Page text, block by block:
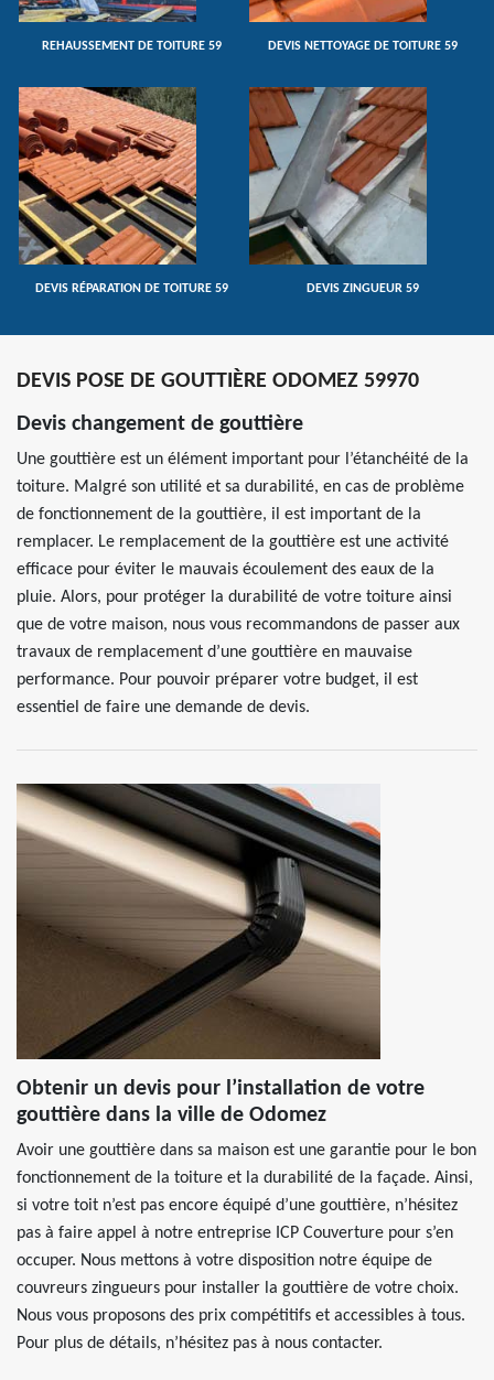
REHAUSSEMENT DE TOITURE 59 DEVIS NETTOYAGE DE TOITURE 59
DEVIS RÉPARATION DE TOITURE 59 DEVIS ZINGUEUR 59
DEVIS POSE DE GOUTTIÈRE ODOMEZ 59970
Devis changement de gouttière
Une gouttière est un élément important pour l’étanchéité de la
toiture. Malgré son utilité et sa durabilité, en cas de problème
de fonctionnement de la gouttière, il est important de la
remplacer. Le remplacement de la gouttière est une activité
efficace pour éviter le mauvais écoulement des eaux de la
pluie. Alors, pour protéger la durabilité de votre toiture ainsi
que de votre maison, nous vous recommandons de passer aux
travaux de remplacement d’une gouttière en mauvaise
performance. Pour pouvoir préparer votre budget, il est
essentiel de faire une demande de devis.
Obtenir un devis pour l’installation de votre
gouttière dans la ville de Odomez
Avoir une gouttière dans sa maison est une garantie pour le bon
fonctionnement de la toiture et la durabilité de la façade. Ainsi,
si votre toit n’est pas encore équipé d’une gouttière, n’hésitez
pas à faire appel à notre entreprise ICP Couverture pour s’en
occuper. Nous mettons à votre disposition notre équipe de
couvreurs zingueurs pour installer la gouttière de votre choix.
Nous vous proposons des prix compétitifs et accessibles à tous.
Pour plus de détails, n’hésitez pas à nous contacter.